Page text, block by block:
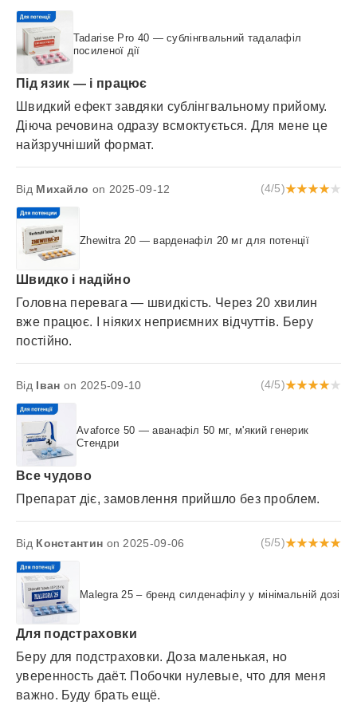
Tadarise Pro 40 — сублінгвальний тадалафіл
посиленої дії
Під язик — і працює
Швидкий ефект завдяки сублінгвальному прийому.
Діюча речовина одразу всмоктується. Для мене це
найзручніший формат.
Від Михайло on 2025-09-12 (4/5)
Zhewitra 20 — варденафіл 20 мг для потенції
Швидко і надійно
Головна перевага — швидкість. Через 20 хвилин
вже працює. І ніяких неприємних відчуттів. Беру
постійно.
Від Іван on 2025-09-10 (4/5)
Avaforce 50 — аванафіл 50 мг, м'який генерик
Стендри
Все чудово
Препарат діє, замовлення прийшло без проблем.
Від Константин on 2025-09-06 (5/5)
Malegra 25 – бренд силденафілу у мінімальній дозі
Для подстраховки
Беру для подстраховки. Доза маленькая, но
уверенность даёт. Побочки нулевые, что для меня
важно. Буду брать ещё.